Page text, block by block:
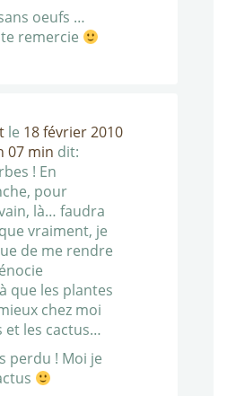
oeufs …
remercie
le 18 février 2010
07 min dit:
! En
pour
là… faudra
vraiment, je
de me rendre
que les plantes
chez moi
et les cactus…
perdu ! Moi je